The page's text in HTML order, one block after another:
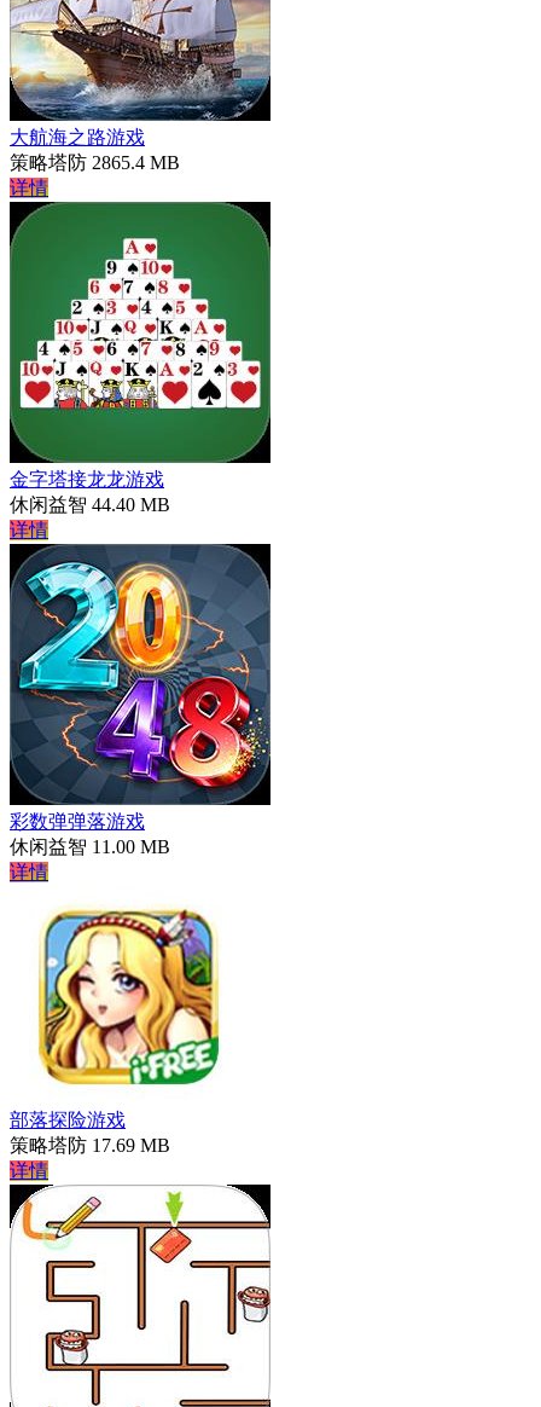
大航海之路游戏
策略塔防 2865.4 MB
详情
金字塔接龙龙游戏
休闲益智 44.40 MB
详情
彩数弹弹落游戏
休闲益智 11.00 MB
详情
部落探险游戏
策略塔防 17.69 MB
详情